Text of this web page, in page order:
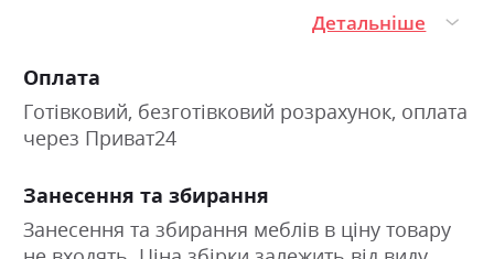
Детальніше
Оплата
Готівковий, безготівковий розрахунок, оплата
через Приват24
Занесення та збирання
Занесення та збирання меблів в ціну товару